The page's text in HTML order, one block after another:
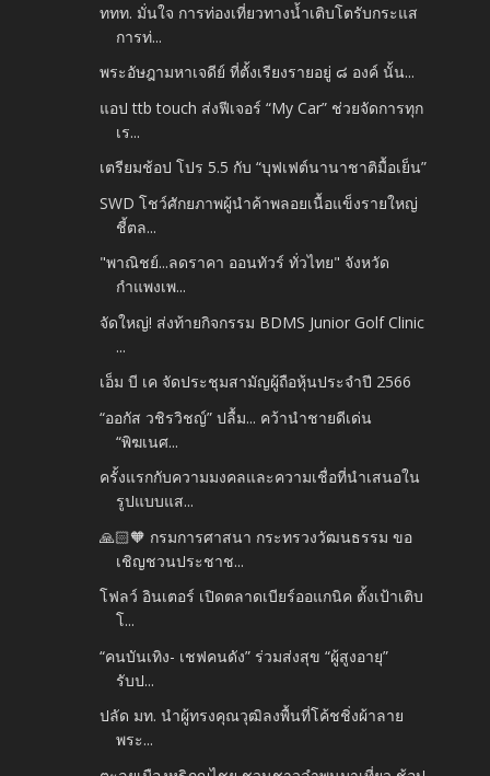
ททท. มั่นใจ การท่องเที่ยวทางน้ำเติบโตรับกระแส
การท่...
พระอัษฎามหาเจดีย์ ที่ตั้งเรียงรายอยู่ ๘ องค์ นั้น...
แอป ttb touch ส่งฟีเจอร์ “My Car” ช่วยจัดการทุก
เร...
เตรียมช้อป โปร 5.5 กับ “บุฟเฟต์นานาชาติมื้อเย็น”
SWD โชว์ศักยภาพผู้นำค้าพลอยเนื้อแข็งรายใหญ่
ชี้ตล...
"พาณิชย์...ลดราคา ออนทัวร์ ทั่วไทย" จังหวัด
กำแพงเพ...
จัดใหญ่! ส่งท้ายกิจกรรม BDMS Junior Golf Clinic
...
เอ็ม บี เค จัดประชุมสามัญผู้ถือหุ้นประจำปี 2566
“ออกัส วชิรวิชญ์” ปลื้ม... คว้านำชายดีเด่น
“พิฆเนศ...
ครั้งแรกกับความมงคลและความเชื่อที่นำเสนอใน
รูปแบบแส...
🙏🏻🧡 กรมการศาสนา กระทรวงวัฒนธรรม ขอ
เชิญชวนประชาช...
โฟลว์ อินเตอร์ เปิดตลาดเบียร์ออแกนิค ตั้งเป้าเติบ
โ...
“คนบันเทิง- เชฟคนดัง” ร่วมส่งสุข “ผู้สูงอายุ”
รับป...
ปลัด มท. นำผู้ทรงคุณวุฒิลงพื้นที่โค้ชชิ่งผ้าลาย
พระ...